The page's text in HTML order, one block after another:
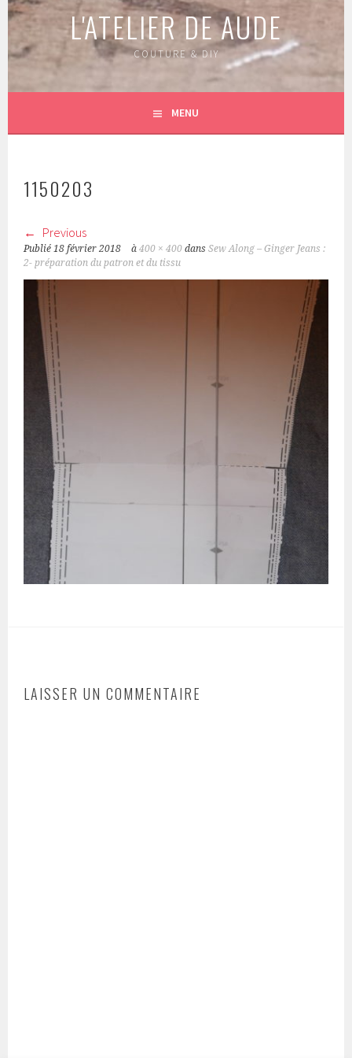
L'ATELIER DE AUDE
COUTURE & DIY
MENU
1150203
Previous
Publié18 février 2018 à400 × 400 dansSew Along – Ginger Jeans :
2- préparation du patron et du tissu
LAISSER UN COMMENTAIRE